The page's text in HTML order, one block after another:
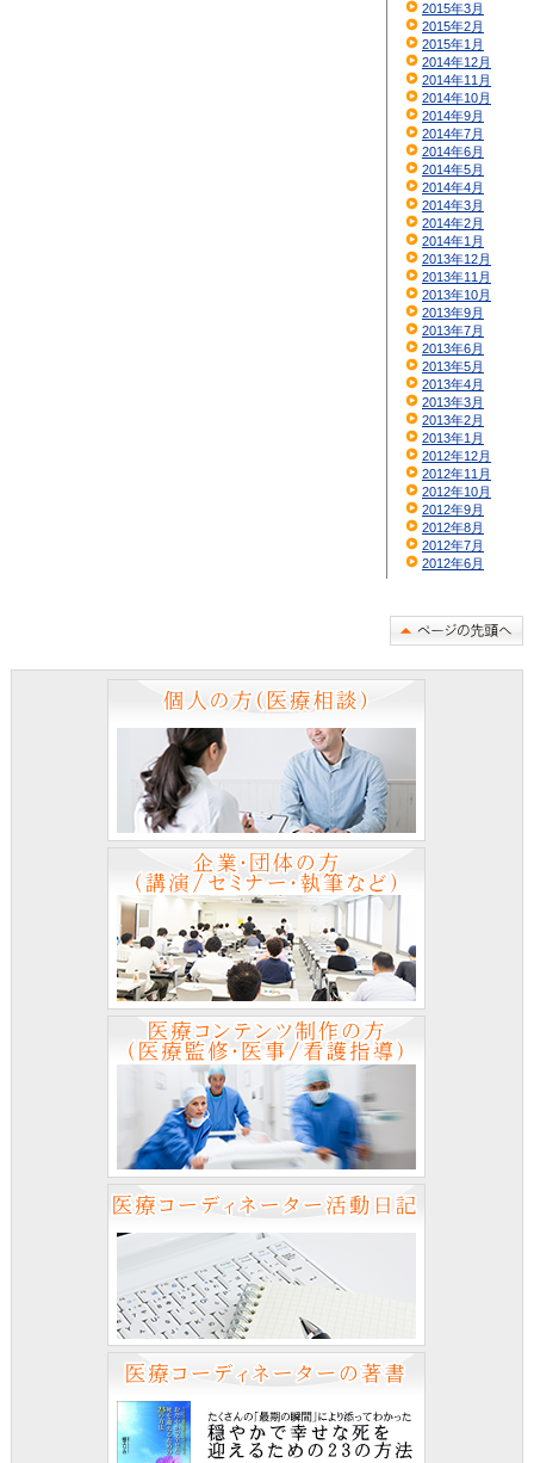
2015年3月
2015年2月
2015年1月
2014年12月
2014年11月
2014年10月
2014年9月
2014年7月
2014年6月
2014年5月
2014年4月
2014年3月
2014年2月
2014年1月
2013年12月
2013年11月
2013年10月
2013年9月
2013年7月
2013年6月
2013年5月
2013年4月
2013年3月
2013年2月
2013年1月
2012年12月
2012年11月
2012年10月
2012年9月
2012年8月
2012年7月
2012年6月